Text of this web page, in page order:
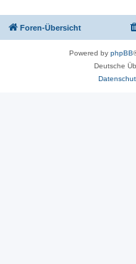
Foren-Übersicht
Powered by phpBB
Deutsche